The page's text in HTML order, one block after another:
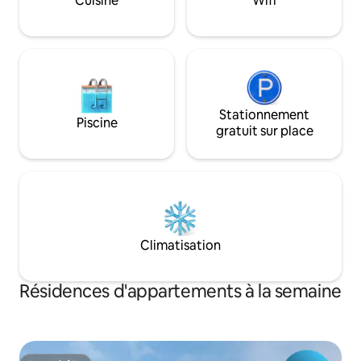
Piscine
Stationnement
gratuit sur place
Climatisation
Résidences d'appartements à la semaine